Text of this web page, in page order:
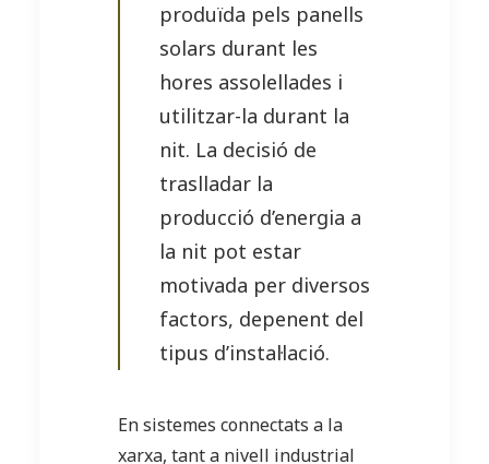
produïda pels panells
solars durant les
hores assolellades i
utilitzar-la durant la
nit. La decisió de
traslladar la
producció d’energia a
la nit pot estar
motivada per diversos
factors, depenent del
tipus d’instal·lació.
En sistemes connectats a la
xarxa, tant a nivell industrial